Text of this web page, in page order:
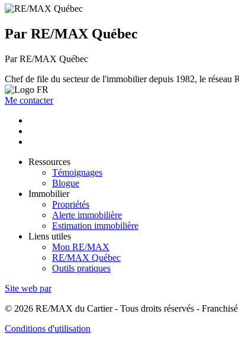
Par RE/MAX Québec
Par RE/MAX Québec
Chef de file du secteur de l'immobilier depuis 1982, le
Me contacter
Ressources
Témoignages
Blogue
Immobilier
Propriétés
Alerte immobilière
Estimation immobilière
Liens utiles
Mon RE/MAX
RE/MAX Québec
Outils pratiques
Site web par
© 2026 RE/MAX du Cartier - Tous droits réservés -
Conditions d'utilisation